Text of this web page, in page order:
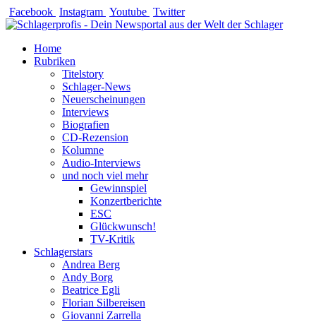
Zum
Inhalt
Facebook Instagram Youtube Twitter
Home
Rubriken
Titelstory
Schlager-News
Neuerscheinungen
Interviews
Biografien
CD-Rezension
Kolumne
Audio-Interviews
und noch viel mehr
Gewinnspiel
Konzertberichte
ESC
Glückwunsch!
TV-Kritik
Schlagerstars
Andrea Berg
Andy Borg
Beatrice Egli
Florian Silbereisen
Giovanni Zarrella